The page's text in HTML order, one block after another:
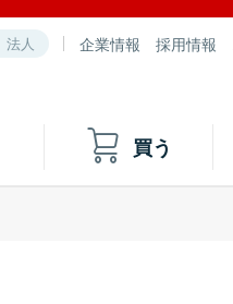
法人 企業情報 採用情報
買う